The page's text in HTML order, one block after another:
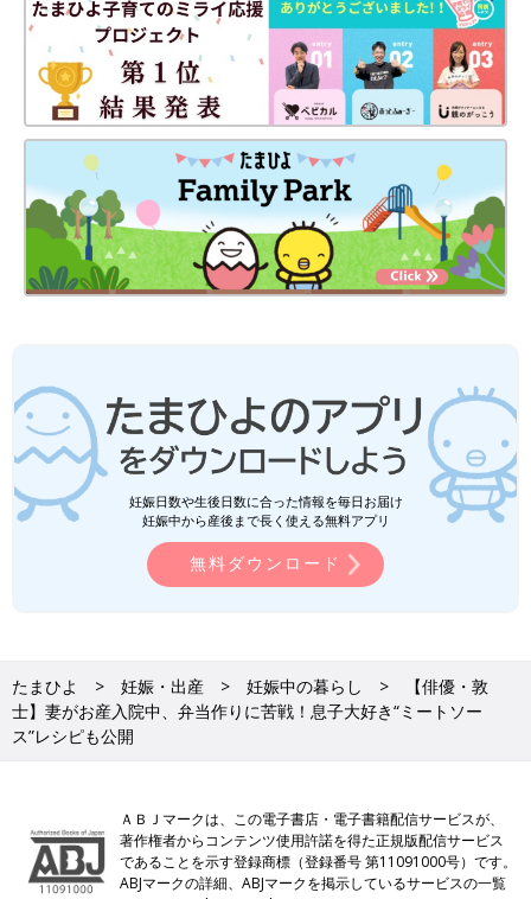
妊娠日数や生後日数に合った情報を毎日お届け
妊娠中から産後まで長く使える無料アプリ
無料ダウンロード
たまひよ 妊娠・出産 妊娠中の暮らし
【俳優・敦
士】妻がお産入院中、弁当作りに苦戦！息子大好き“ミートソー
ス”レシピも公開
ＡＢＪマークは、この電子書店・電子書籍配信サービスが、
著作権者からコンテンツ使用許諾を得た正規版配信サービス
であることを示す登録商標（登録番号 第11091000号）です。
ABJマークの詳細、ABJマークを掲示しているサービスの一覧